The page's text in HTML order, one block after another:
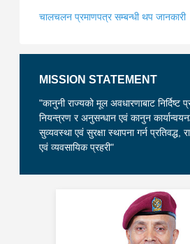
चालचलन प्रमाणपत्र सम्बन्धी थप जानकारी
MISSION STATEMENT
"कानुनी राज्यको मूल अवधारणाबाट निर्दिष्ट
नियन्त्रण र अनुसन्धान एवं कानुन
सुव्यवस्था एवं सुरक्षा स्थापना गर्न प्रतिवद्ध,
एवं व्यवसायिक प्रहरी"